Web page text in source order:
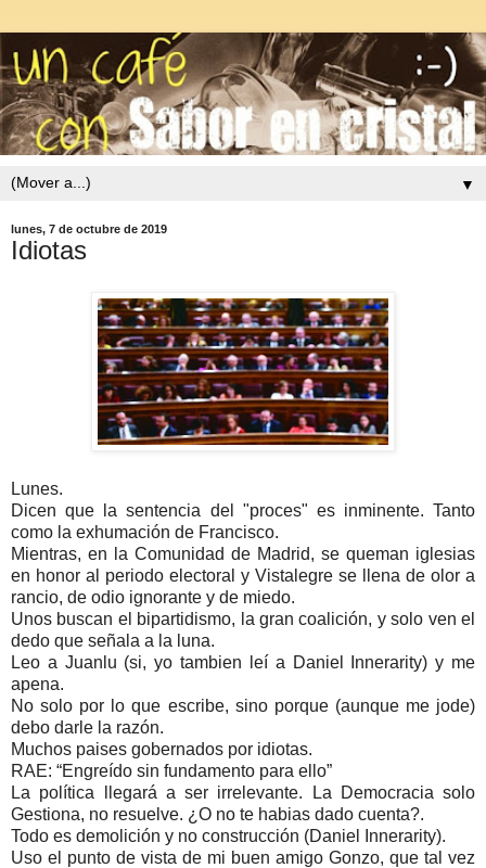
▼
lunes, 7 de octubre de 2019
Idiotas
Lunes.
Dicen que la sentencia del "proces" es inminente. Tanto
como la exhumación de Francisco.
Mientras, en la Comunidad de Madrid, se queman iglesias
en honor al periodo electoral y Vistalegre se llena de olor a
rancio, de odio ignorante y de miedo.
Unos buscan el bipartidismo, la gran coalición, y solo ven el
dedo que señala a la luna.
Leo a Juanlu (si, yo tambien leí a Daniel Innerarity) y me
apena.
No solo por lo que escribe, sino porque (aunque me jode)
debo darle la razón.
Muchos paises gobernados por idiotas.
RAE: “Engreído sin fundamento para ello”
La política llegará a ser irrelevante. La Democracia solo
Gestiona, no resuelve. ¿O no te habias dado cuenta?.
Todo es demolición y no construcción (Daniel Innerarity).
Uso el punto de vista de mi buen amigo Gonzo, que tal vez